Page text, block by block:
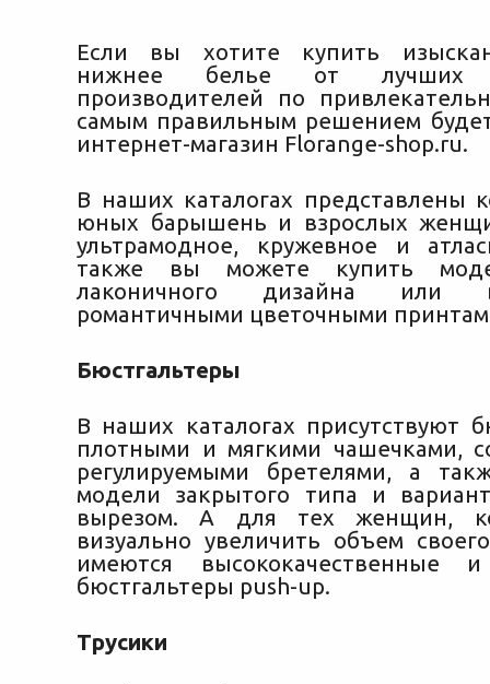
Если вы хотите купить
нижнее белье от лучших
производителей по
самым правильным решением
интернет-магазин Florange-shop.ru.
В наших каталогах представлены
юных барышень и взрослых
ультрамодное, кружевное и
также вы можете купить
лаконичного дизайна или
романтичными цветочными
Бюстгальтеры
В наших каталогах присутствуют
плотными и мягкими чашечками,
регулируемыми бретелями, а
модели закрытого типа и
вырезом. А для тех женщин,
визуально увеличить объем
имеются высококачественные
бюстгальтеры push-up.
Трусики